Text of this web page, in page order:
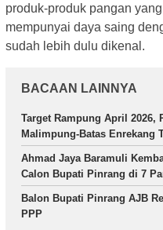
produk-produk pangan
mempunyai daya saing
sudah lebih dulu dikenal.
BACAAN LAINNYA
Target Rampung April 2026,
Malimpung-Batas Enrekang
Ahmad Jaya Baramuli
Calon Bupati Pinrang di 7
Balon Bupati Pinrang AJB
PPP